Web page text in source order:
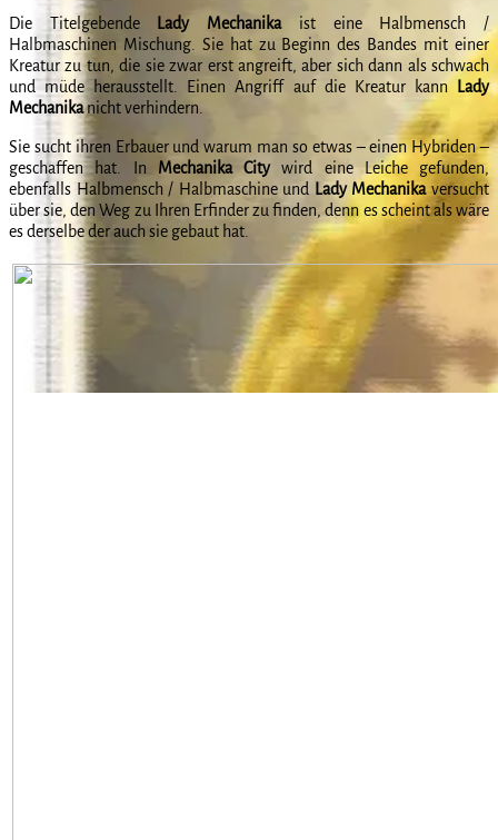
Die Titelgebende Lady Mechanikaist eine Halbmensch /
Halbmaschinen Mischung. Sie hat zu Beginn des Bandes mit einer
Kreatur zu tun, die sie zwar erst angreift, aber sich dann als schwach
und müde herausstellt. Einen Angriff auf die Kreatur kann Lady
Mechanikanicht verhindern.
Sie sucht ihren Erbauer und warum man so etwas – einen Hybriden –
geschaffen hat. In Mechanika Citywird eine Leiche gefunden,
ebenfalls Halbmensch / Halbmaschine und
Lady Mechanikaversucht
über sie, den Weg zu Ihren Erfinder zu finden, denn es scheint als wäre
es derselbe der auch sie gebaut hat.